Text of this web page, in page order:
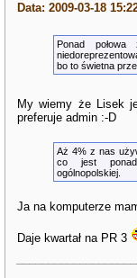
Data: 2009-03-18
Ponad
bo to świetna
My wiemy że Lisek
preferuje admin :-D
Aż 4% z nas
co jest ponad
ogólnopolskiej.
Ja na komputerze
Daje kwartał na PR 3